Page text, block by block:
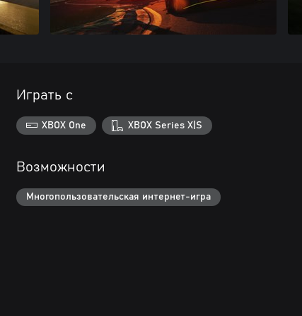
Играть с
XBOX One XBOX Series X|S
Возможности
Многопользовательская интернет-игра